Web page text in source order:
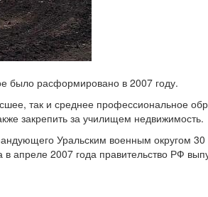
было расформировано в 2007 году.
так и среднее профессиональное
закрепить за училищем недвижимость.
Уральским военным округом
2007 года правительство РФ